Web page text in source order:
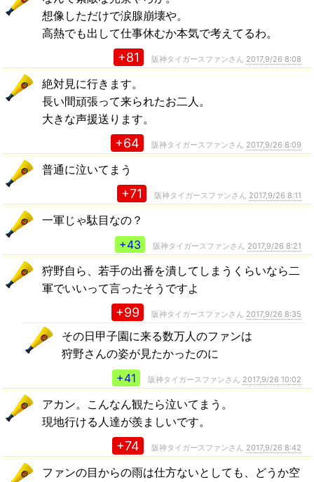
想像しただけで涙腺崩壊や。
高熱でも出して仕事休むか本気で考えてるわ。
+81 阪神タイガースファンさん 2017,9/26 8:08
絶対見に行きます。
長い間頑張って来られたお二人。
大きな声援送ります。
+64 阪神タイガースファンさん 2017,9/26 8:09
普通に泣いてまう
+71 阪神タイガースファンさん 2017,9/26 8:11
一軍じゃ駄目なの？
+43
阪神タイガースファンさん 2017,9/26 8:21
狩野自ら、若手の出番を潰してしまうくらいなら二
軍でいいって言ったそうですよ
+99 阪神タイガースファンさん 2017,9/26 8:35
その日甲子園に来る数万人のファンは
狩野さんの姿が見たかったのに
+41
阪神タイガースファンさん 2017,9/26 10:02
アカン。こんなん観たら泣いてまう。
現地行ける人達が羨ましいです。
+74 阪神タイガースファンさん 2017,9/26 8:42
ファンの目からの雨は仕方ないとしても、どうか空